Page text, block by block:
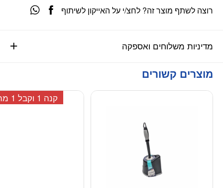
מדיניות משלוחים ואספקה
רוצה לשתף מוצר זה? לחצ/י על האייקון לשיתוף
מוצרים קשורים
קנה 1 וקבל 1 מתנה